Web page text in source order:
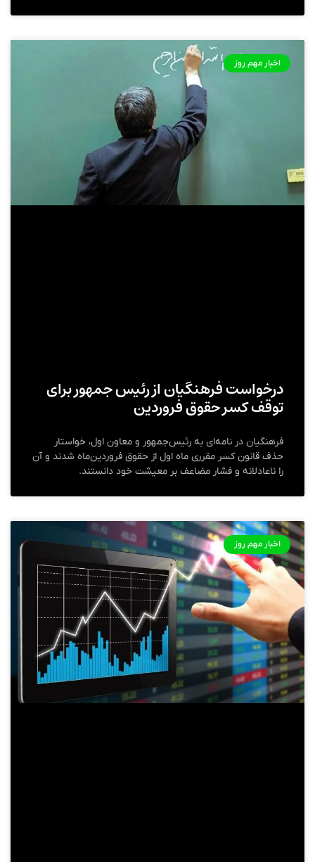
اخبار مهم روز
درخواست فرهنگیان از رئیس‌ جمهور برای
توقف کسر حقوق فروردین
فرهنگیان در نامه‌ای به رئیس‌جمهور و معاون اول، خواستار
حذف قانون کسر مقرری ماه اول از حقوق فروردین‌ماه شدند و آن
را ناعادلانه و فشار مضاعف بر معیشت خود دانستند.
اخبار مهم روز